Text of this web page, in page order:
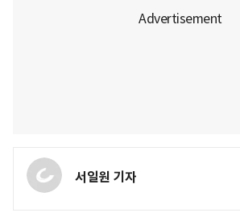
서일원 기자